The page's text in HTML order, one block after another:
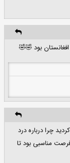
بود 🤣🤣
چرا درباره درد
مناسبی بود تا